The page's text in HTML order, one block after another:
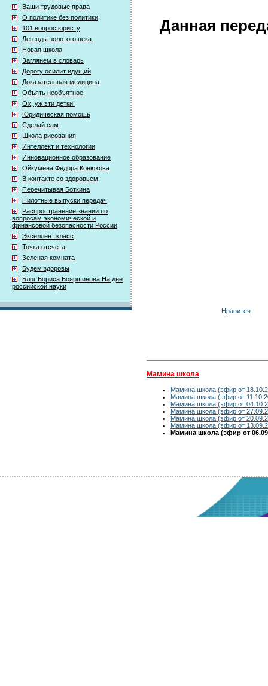
Ваши трудовые права
О политике без политики
101 вопрос юристу
Легенды золотого века
Новая школа
Заглянем в словарь
Дорогу осилит идущий
Доказательная медицина
Объять необъятное
Ох, уж эти детки!
Юридическая помощь
Сделай сам
Школа рисования
Интеллект и технологии
Инновационное образование
Ойкумена Федора Конюхова
В контакте со здоровьем
Перечитывая Боткина
Пилотные выпуски передач
Распространение знаний по
вопросам экономической и
финансовой безопасности России
Экселлент класс
Точка отсчета
Зеленая комната
Будем здоровы
Блог Бориса Бояршинова На дне
российской науки
Данная
Нравится
Мамина школа
Мамина школа (эфир от
Мамина школа (эфир от
Мамина школа (эфир от
Мамина школа (эфир от
Мамина школа (эфир от
Мамина школа (эфир от
Мамина школа (эфир от